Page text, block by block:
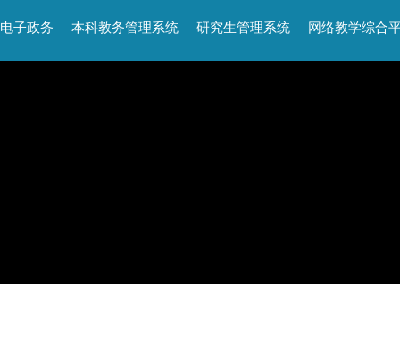
电子政务 本科教务管理系统 研究生管理系统 网络教学综合